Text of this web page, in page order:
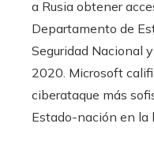
a Rusia obtener
Departamento de
Seguridad Nacional
2020. Microsoft
ciberataque más
Estado-nación en la